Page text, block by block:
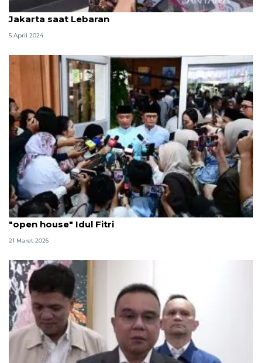
Presiden Jokowi dijadwalkan gelar "open house" di
Jakarta saat Lebaran
5 April 2024
Presiden Prabowo prioritaskan masyarakat untuk
"open house" Idul Fitri
21 Maret 2026